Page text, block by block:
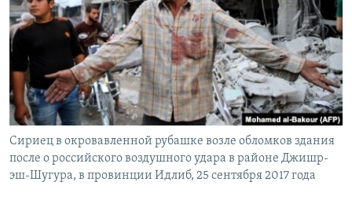
РАСПИСАНИЕ ВЕЩАНИЯ
ПОДПИШИТЕСЬ НА РАССЫЛКУ
СОЦИАЛЬНЫЕ СЕТИ
Все сайты РСЕ/РС
Сириец в окровавленной рубашке возле обломков здания
после о российского воздушного удара в районе Джишр-
эш-Шугура, в провинции Идлиб, 25 сентября 2017 года